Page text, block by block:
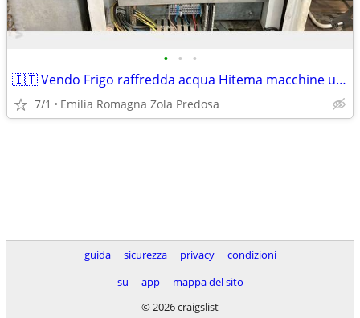
• • •
🇮🇹 Vendo Frigo raffredda acqua Hitema macchine utensi
7/1 Emilia Romagna Zola Predosa
guida sicurezza privacy
condizioni
su
app
mappa del sito
© 2026 craigslist